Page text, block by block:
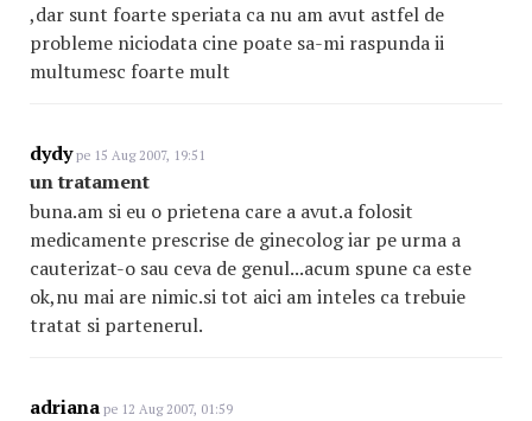
,dar sunt foarte speriata ca nu am avut astfel de
probleme niciodata cine poate sa-mi raspunda ii
multumesc foarte mult
dydype 15 Aug 2007, 19:51
un tratament
buna.am si eu o prietena care a avut.a folosit
medicamente prescrise de ginecolog iar pe urma a
cauterizat-o sau ceva de genul...acum spune ca este
ok,nu mai are nimic.si tot aici am inteles ca trebuie
tratat si partenerul.
adriana pe 12 Aug 2007, 01:59